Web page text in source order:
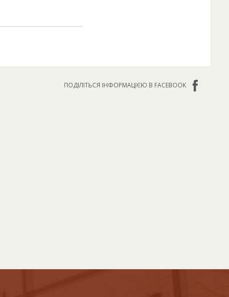
ПОДІЛІТЬСЯ ІНФОРМАЦІЄЮ В FACEBOOK